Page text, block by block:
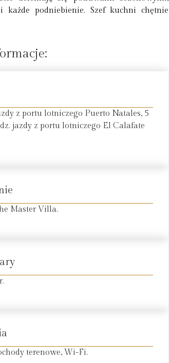
podniebienie. Szef kuchni chętnie
z portu lotniczego Puerto Natales, 5
jazdy z portu lotniczego El Calafate
Master Villa.
terenowe, Wi-Fi.